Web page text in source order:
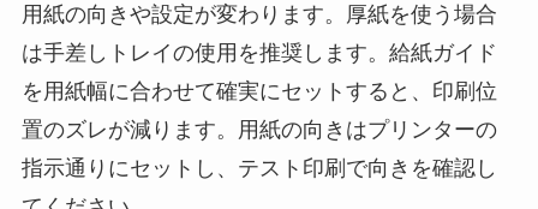
用紙の向きや設定が変わります。厚紙を使う場合
は手差しトレイの使用を推奨します。給紙ガイド
を用紙幅に合わせて確実にセットすると、印刷位
置のズレが減ります。用紙の向きはプリンターの
指示通りにセットし、テスト印刷で向きを確認し